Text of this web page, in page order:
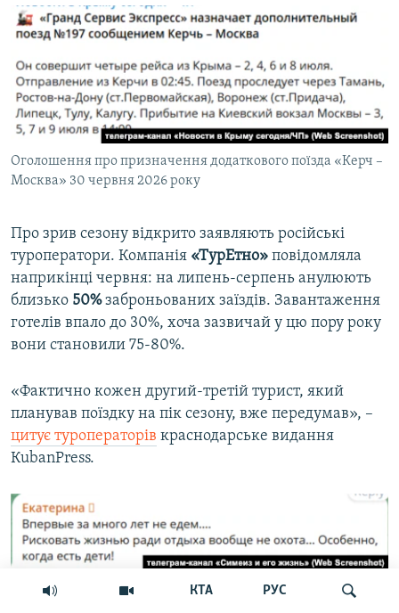
КТА РУС
Оголошення про призначення додаткового поїзда «Керч –
Москва» 30 червня 2026 року
Про зрив сезону відкрито заявляють російські
туроператори. Компанія «ТурЕтно» повідомляла
наприкінці червня: на липень-серпень анулюють
близько 50%заброньованих заїздів. Завантаження
готелів впало до 30%, хоча зазвичай у цю пору року
вони становили 75-80%.
«Фактично кожен другий-третій турист, який
планував поїздку на пік сезону, вже передумав», –
цитує туроператорів краснодарське видання
КubanPress.
Коментар у телеграм-каналі «Симеиз и его жизнь» 26